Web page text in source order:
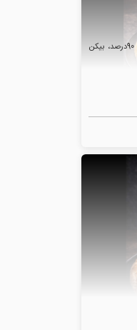
سس مارینارا، پنیر مطهر، بیکن گوشت 90درصد، بیکن مرغ 90درصد، بیکن